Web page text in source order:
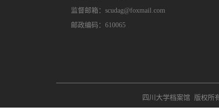
监督邮箱：scudag@foxmail.com
邮政编码：610065
四川大学档案馆 版权所